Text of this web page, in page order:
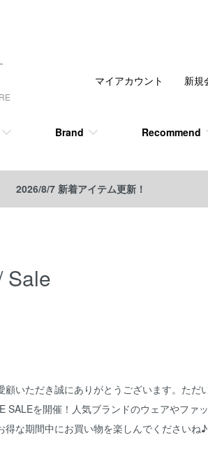
Brand Recommend
マイアカウント 新規
2026/8/7 新着アイテム更新！
Sale
顧いただき誠にありがとうございます。ただ
SALEを開催！人気ブランドのウェアやフ
得な期間中にお買い物を楽しんでくださいね♪